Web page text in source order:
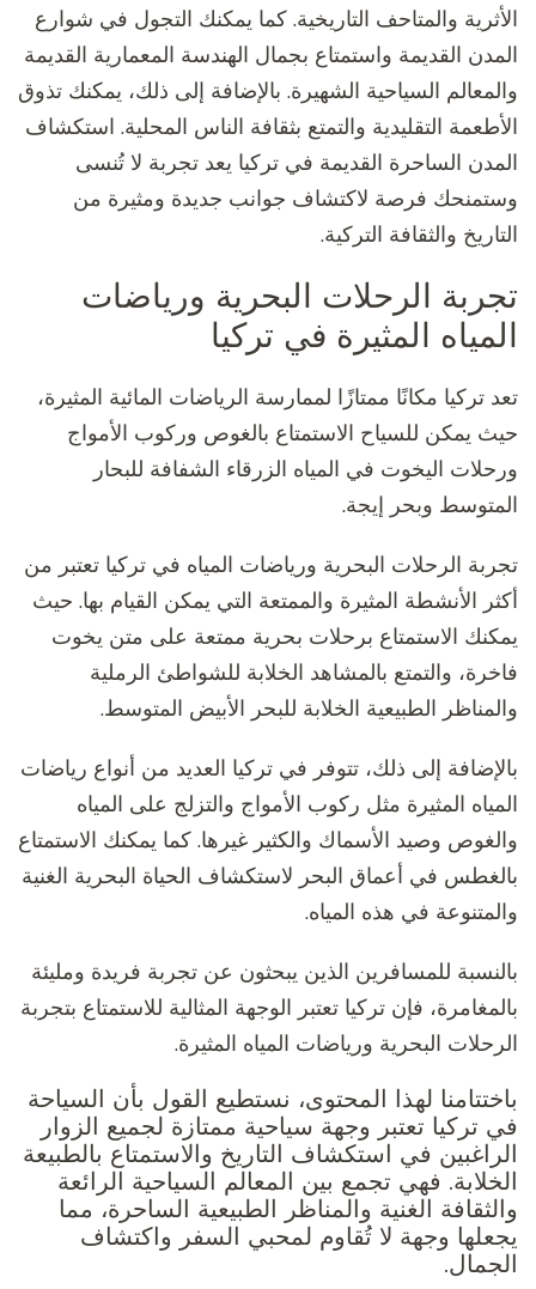
الأثرية والمتاحف التاريخية. كما يمكنك التجول في شوارع
المدن القديمة واستمتاع بجمال الهندسة المعمارية القديمة
والمعالم السياحية الشهيرة. بالإضافة إلى ذلك، يمكنك تذوق
الأطعمة التقليدية والتمتع بثقافة الناس المحلية. استكشاف
المدن الساحرة القديمة في تركيا يعد تجربة لا تُنسى
وستمنحك فرصة لاكتشاف جوانب جديدة ومثيرة من
التاريخ والثقافة التركية.
تجربة الرحلات البحرية ورياضات
المياه المثيرة في تركيا
تعد تركيا مكانًا ممتازًا لممارسة الرياضات المائية المثيرة،
حيث يمكن للسياح الاستمتاع بالغوص وركوب الأمواج
ورحلات اليخوت في المياه الزرقاء الشفافة للبحار
المتوسط وبحر إيجة.
تجربة الرحلات البحرية ورياضات المياه في تركيا تعتبر من
أكثر الأنشطة المثيرة والممتعة التي يمكن القيام بها. حيث
يمكنك الاستمتاع برحلات بحرية ممتعة على متن يخوت
فاخرة، والتمتع بالمشاهد الخلابة للشواطئ الرملية
والمناظر الطبيعية الخلابة للبحر الأبيض المتوسط.
بالإضافة إلى ذلك، تتوفر في تركيا العديد من أنواع رياضات
المياه المثيرة مثل ركوب الأمواج والتزلج على المياه
والغوص وصيد الأسماك والكثير غيرها. كما يمكنك الاستمتاع
بالغطس في أعماق البحر لاستكشاف الحياة البحرية الغنية
والمتنوعة في هذه المياه.
بالنسبة للمسافرين الذين يبحثون عن تجربة فريدة ومليئة
بالمغامرة، فإن تركيا تعتبر الوجهة المثالية للاستمتاع بتجربة
الرحلات البحرية ورياضات المياه المثيرة.
باختتامنا لهذا المحتوى، نستطيع القول بأن السياحة
في تركيا تعتبر وجهة سياحية ممتازة لجميع الزوار
الراغبين في استكشاف التاريخ والاستمتاع بالطبيعة
الخلابة. فهي تجمع بين المعالم السياحية الرائعة
والثقافة الغنية والمناظر الطبيعية الساحرة، مما
يجعلها وجهة لا تُقاوم لمحبي السفر واكتشاف
الجمال.